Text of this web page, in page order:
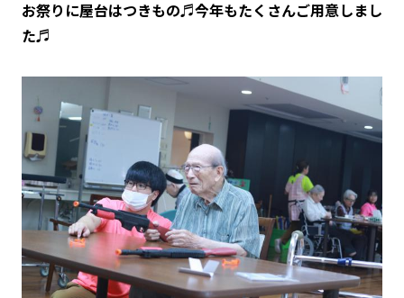
お祭りに屋台はつきもの♬今年もたくさんご用意しまし
た♬